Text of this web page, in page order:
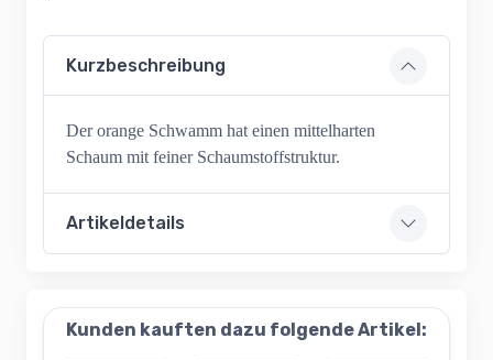
Kurzbeschreibung
Der orange Schwamm hat einen mittelharten
Schaum mit feiner Schaumstoffstruktur.
Artikeldetails
Kunden kauften dazu folgende Artikel: